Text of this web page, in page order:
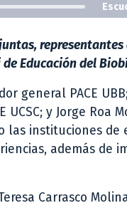
Educación del
general PACE
y Jorge Roa
instituciones de
además de
Carrasco